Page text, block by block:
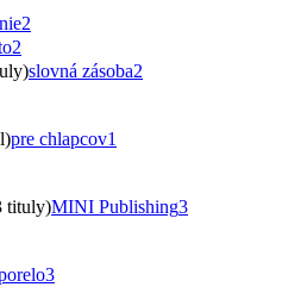
2
2
slovná zásoba2
pre chlapcov1
tituly)MINI Publishing3
3